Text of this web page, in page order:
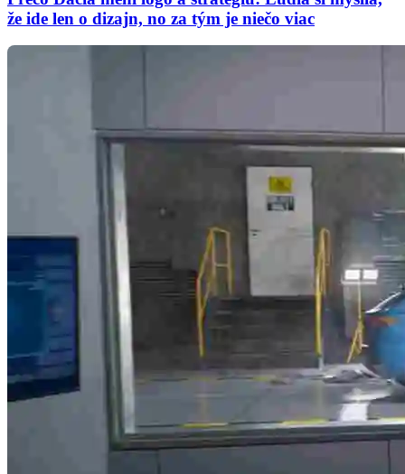
že ide len o dizajn, no za tým je niečo viac